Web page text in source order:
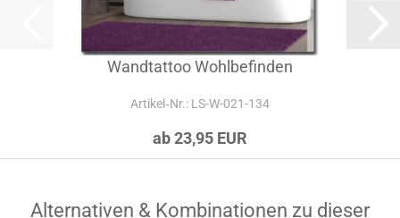
Wandtattoo Wohlbefinden
Artikel‑Nr.: LS-W-021-134
ab 23,95 EUR
Alternativen & Kombinationen zu dieser